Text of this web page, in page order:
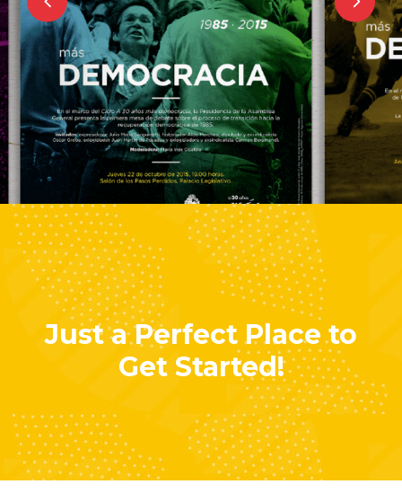
Presidencia del Senado
Creatividad
Just a Perfect Place to
Get Started!